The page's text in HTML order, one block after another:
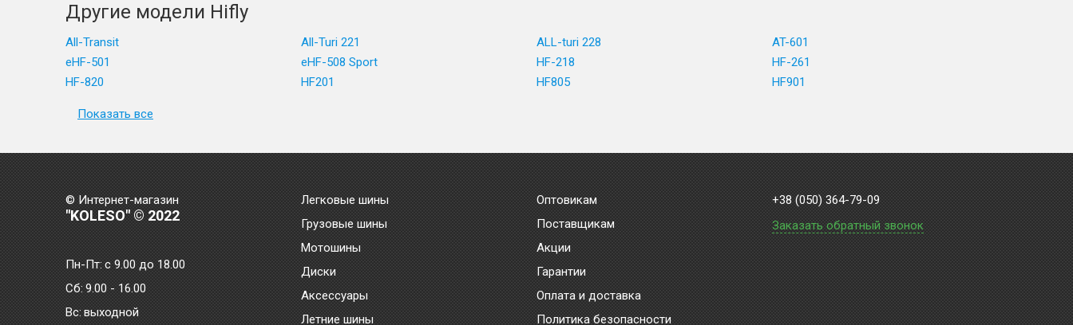
Другие модели Hifly
All-Transit All-Turi 221 ALL-turi 228
AT-601
eHF-501
eHF-508 Sport HF-218
HF-261
HF-820
HF201 HF805 HF901
Показать все
© Интернет-магазин
"KOLESO" © 2022
Пн-Пт:с 9.00 до 18.00
Сб: 9.00 - 16.00
Bc: выходной
Легковые шины
Грузовые шины
Мотошины
Диски
Аксессуары
Летние шины
Оптовикам
Поставщикам
Акции
Гарантии
Оплата и доставка
Политика безопасности
+38 (050) 364-79-09
Заказать обратный звонок